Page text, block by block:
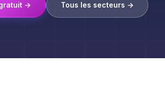
→ Tous les secteurs →